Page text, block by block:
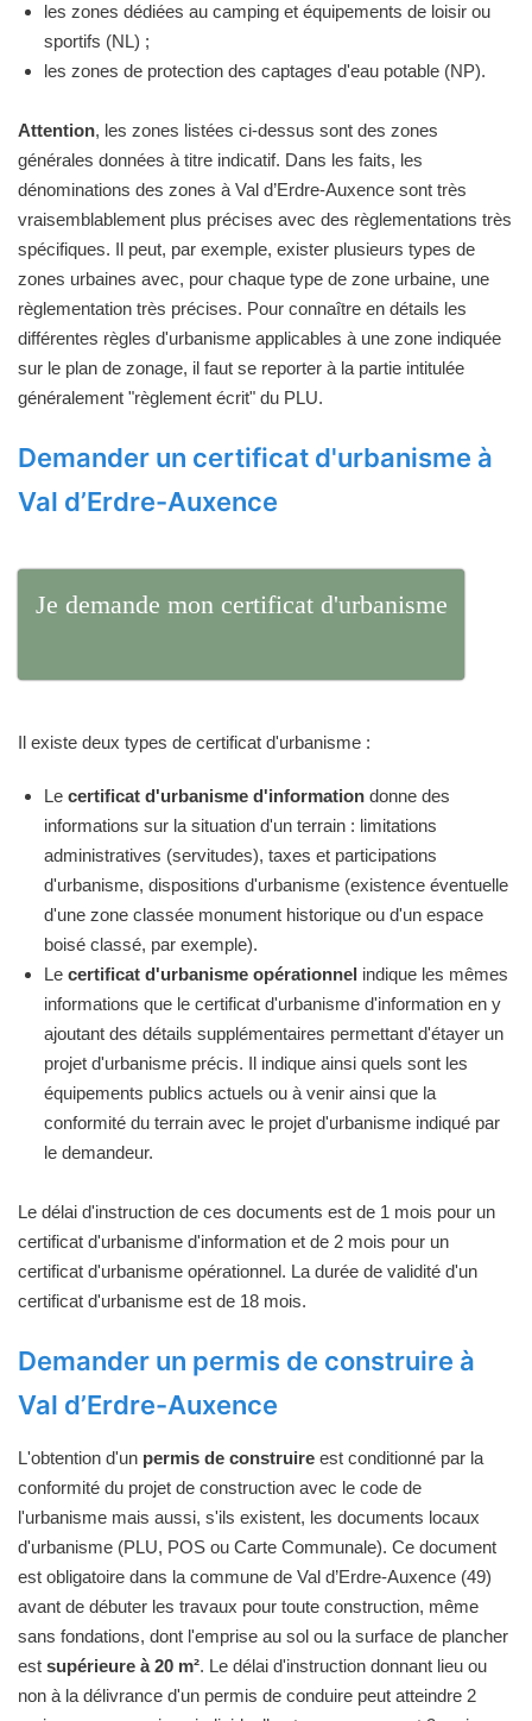
les zones dédiées au camping et équipements de loisir ou
sportifs (NL) ;
les zones de protection des captages d'eau potable (NP).
Attention, les zones listées ci-dessus sont des zones
générales données à titre indicatif. Dans les faits, les
dénominations des zones à Val d’Erdre-Auxence sont très
vraisemblablement plus précises avec des règlementations très
spécifiques. Il peut, par exemple, exister plusieurs types de
zones urbaines avec, pour chaque type de zone urbaine, une
règlementation très précises. Pour connaître en détails les
différentes règles d'urbanisme applicables à une zone indiquée
sur le plan de zonage, il faut se reporter à la partie intitulée
généralement "règlement écrit" du PLU.
Demander un certificat d'urbanisme à
Val d’Erdre-Auxence
Je demande mon certificat d'urbanisme
Il existe deux types de certificat d'urbanisme :
Le certificat d'urbanisme d'information donne des
informations sur la situation d'un terrain : limitations
administratives (servitudes), taxes et participations
d'urbanisme, dispositions d'urbanisme (existence éventuelle
d'une zone classée monument historique ou d'un espace
boisé classé, par exemple).
Le certificat d'urbanisme opérationnel indique les mêmes
informations que le certificat d'urbanisme d'information en y
ajoutant des détails supplémentaires permettant d'étayer un
projet d'urbanisme précis. Il indique ainsi quels sont les
équipements publics actuels ou à venir ainsi que la
conformité du terrain avec le projet d'urbanisme indiqué par
le demandeur.
Le délai d'instruction de ces documents est de 1 mois pour un
certificat d'urbanisme d'information et de 2 mois pour un
certificat d'urbanisme opérationnel. La durée de validité d'un
certificat d'urbanisme est de 18 mois.
Demander un permis de construire à
Val d’Erdre-Auxence
L'obtention d'un permis de construire est conditionné par la
conformité du projet de construction avec le code de
l'urbanisme mais aussi, s'ils existent, les documents locaux
d'urbanisme (PLU, POS ou Carte Communale). Ce document
est obligatoire dans la commune de Val d’Erdre-Auxence (49)
avant de débuter les travaux pour toute construction, même
sans fondations, dont l'emprise au sol ou la surface de plancher
est supérieure à 20 m². Le délai d'instruction donnant lieu ou
non à la délivrance d'un permis de conduire peut atteindre 2